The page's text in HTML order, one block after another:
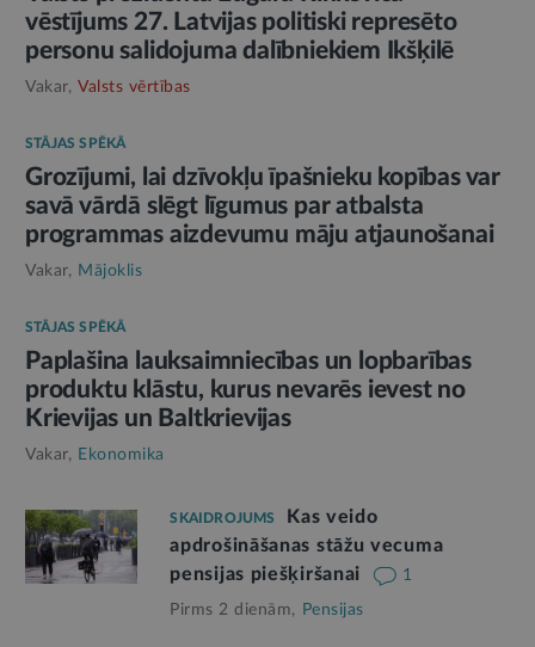
vēstījums 27. Latvijas politiski represēto
personu salidojuma dalībniekiem Ikšķilē
Vakar, Valsts vērtības
STĀJAS SPĒKĀ
Grozījumi, lai dzīvokļu īpašnieku kopības var
savā vārdā slēgt līgumus par atbalsta
programmas aizdevumu māju atjaunošanai
Vakar, Mājoklis
STĀJAS SPĒKĀ
Paplašina lauksaimniecības un lopbarības
produktu klāstu, kurus nevarēs ievest no
Krievijas un Baltkrievijas
Vakar, Ekonomika
SKAIDROJUMS
Kas veido
apdrošināšanas stāžu vecuma
pensijas piešķiršanai
1
Pirms 2 dienām, Pensijas